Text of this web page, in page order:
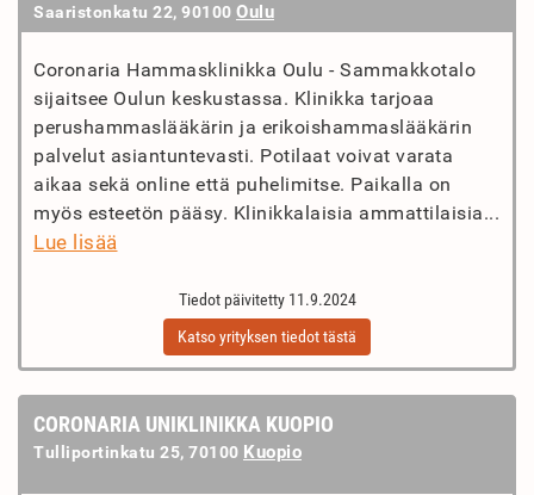
Saaristonkatu 22, 90100 Oulu
Coronaria Hammasklinikka Oulu - Sammakkotalo
sijaitsee Oulun keskustassa. Klinikka tarjoaa
perushammaslääkärin ja erikoishammaslääkärin
palvelut asiantuntevasti. Potilaat voivat varata
aikaa sekä online että puhelimitse. Paikalla on
myös esteetön pääsy. Klinikkalaisia ammattilaisia...
Lue lisää
Tiedot päivitetty 11.9.2024
Katso yrityksen tiedot tästä
CORONARIA UNIKLINIKKA KUOPIO
Tulliportinkatu 25, 70100 Kuopio